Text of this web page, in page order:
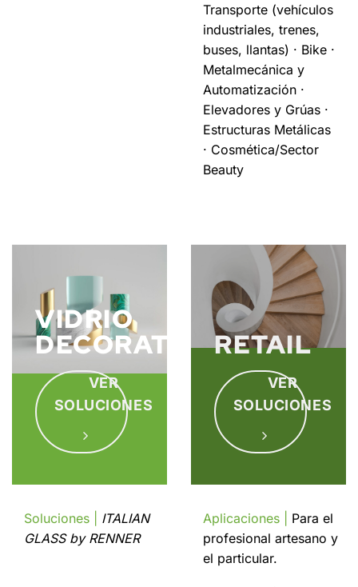
Transporte (vehículos
industriales, trenes,
buses, llantas) · Bike ·
Metalmecánica y
Automatización ·
Elevadores y Grúas ·
Estructuras Metálicas
· Cosmética/Sector
Beauty
VIDRIO
DECORATIVO
VER
SOLUCIONES
Soluciones | ITALIAN
GLASS by RENNER
RETAIL
VER
SOLUCIONES
Aplicaciones | Para el
profesional artesano y
el particular.